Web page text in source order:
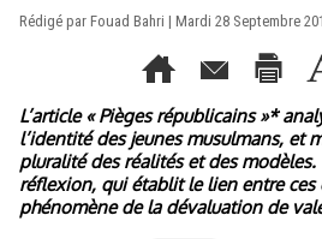
Rédigé par Fouad Bahri | Mardi 28 Septembre
L’article « Pièges républicains »*
l’identité des jeunes musulmans, et
pluralité des réalités et des
réflexion, qui établit le lien entre ces
phénomène de la dévaluation de